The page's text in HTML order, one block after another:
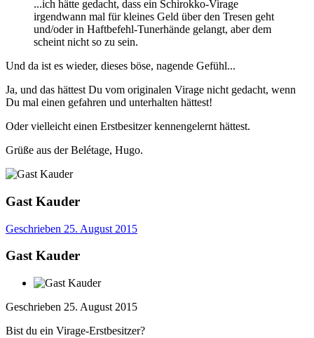
...ich hätte gedacht, dass ein Schirokko-Virage
irgendwann mal für kleines Geld über den Tresen geht
und/oder in Haftbefehl-Tunerhände gelangt, aber dem
scheint nicht so zu sein.
Und da ist es wieder, dieses böse, nagende Gefühl...
Ja, und das hättest Du vom originalen Virage nicht gedacht, wenn
Du mal einen gefahren und unterhalten hättest!
Oder vielleicht einen Erstbesitzer kennengelernt hättest.
Grüße aus der Belétage, Hugo.
Gast Kauder
Geschrieben 25. August 2015
Gast Kauder
Geschrieben 25. August 2015
Bist du ein Virage-Erstbesitzer?